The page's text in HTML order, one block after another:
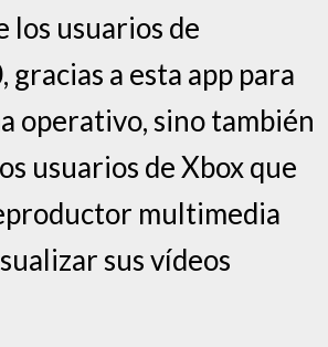
los usuarios de
a esta app para
operativo, sino también
usuarios de Xbox que
multimedia
sus vídeos